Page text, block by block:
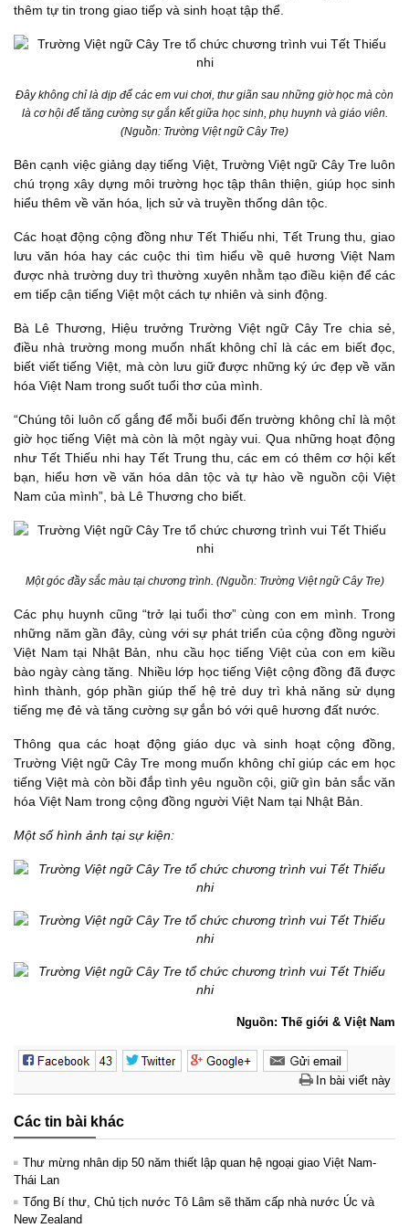
thêm tự tin trong giao tiếp và sinh hoạt tập thể.
Đây không chỉ là dịp để các em vui chơi, thư giãn sau những giờ học mà còn
là cơ hội để tăng cường sự gắn kết giữa học sinh, phụ huynh và giáo viên.
(Nguồn: Trường Việt ngữ Cây Tre)
Bên cạnh việc giảng dạy tiếng Việt, Trường Việt ngữ Cây Tre luôn
chú trọng xây dựng môi trường học tập thân thiện, giúp học sinh
hiểu thêm về văn hóa, lịch sử và truyền thống dân tộc.
Các hoạt động cộng đồng như Tết Thiếu nhi, Tết Trung thu, giao
lưu văn hóa hay các cuộc thi tìm hiểu về quê hương Việt Nam
được nhà trường duy trì thường xuyên nhằm tạo điều kiện để các
em tiếp cận tiếng Việt một cách tự nhiên và sinh động.
Bà Lê Thương, Hiệu trưởng Trường Việt ngữ Cây Tre chia sẻ,
điều nhà trường mong muốn nhất không chỉ là các em biết đọc,
biết viết tiếng Việt, mà còn lưu giữ được những ký ức đẹp về văn
hóa Việt Nam trong suốt tuổi thơ của mình.
“Chúng tôi luôn cố gắng để mỗi buổi đến trường không chỉ là một
giờ học tiếng Việt mà còn là một ngày vui. Qua những hoạt động
như Tết Thiếu nhi hay Tết Trung thu, các em có thêm cơ hội kết
bạn, hiểu hơn về văn hóa dân tộc và tự hào về nguồn cội Việt
Nam của mình”, bà Lê Thương cho biết.
Một góc đầy sắc màu tại chương trình. (Nguồn: Trường Việt ngữ Cây Tre)
Các phụ huynh cũng “trở lại tuổi thơ” cùng con em mình. Trong
những năm gần đây, cùng với sự phát triển của cộng đồng người
Việt Nam tại Nhật Bản, nhu cầu học tiếng Việt của con em kiều
bào ngày càng tăng. Nhiều lớp học tiếng Việt cộng đồng đã được
hình thành, góp phần giúp thế hệ trẻ duy trì khả năng sử dụng
tiếng mẹ đẻ và tăng cường sự gắn bó với quê hương đất nước.
Thông qua các hoạt động giáo dục và sinh hoạt cộng đồng,
Trường Việt ngữ Cây Tre mong muốn không chỉ giúp các em học
tiếng Việt mà còn bồi đắp tình yêu nguồn cội, giữ gìn bản sắc văn
hóa Việt Nam trong cộng đồng người Việt Nam tại Nhật Bản.
Một số hình ảnh tại sự kiện:
Nguồn: Thế giới & Việt Nam
In bài viết này
Các tin bài khác
Thư mừng nhân dịp 50 năm thiết lập quan hệ ngoại giao Việt Nam-
Thái Lan
Tổng Bí thư, Chủ tịch nước Tô Lâm sẽ thăm cấp nhà nước Úc và
New Zealand